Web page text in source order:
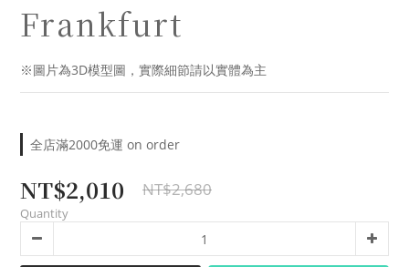
Frankfurt
※圖片為3D模型圖，實際細節請以實體為主
全店滿2000免運 on order
NT$2,010 NT$2,680
Quantity